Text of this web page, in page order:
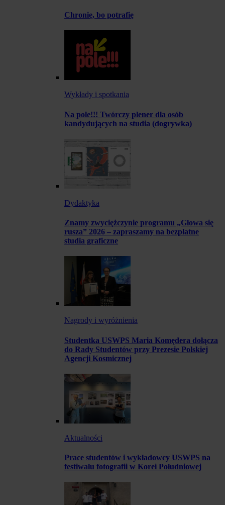
Chronię, bo potrafię
Wykłady i spotkania
Na pole!!! Twórczy plener dla osób
kandydujących na studia (dogrywka)
Dydaktyka
Znamy zwyciężczynie programu „Głowa się
rusza” 2026 – zapraszamy na bezpłatne
studia graficzne
Nagrody i wyróżnienia
Studentka USWPS Maria Komędera dołącza
do Rady Studentów przy Prezesie Polskiej
Agencji Kosmicznej
Aktualności
Prace studentów i wykładowcy USWPS na
festiwalu fotografii w Korei Południowej